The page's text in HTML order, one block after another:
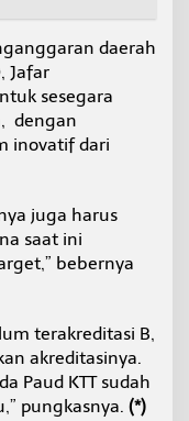
daerah
Jafar
sesegara
dengan
inovatif dari
juga harus
saat ini
bebernya
terakreditasi B,
akreditasinya.
Paud KTT sudah
pungkasnya. (*)